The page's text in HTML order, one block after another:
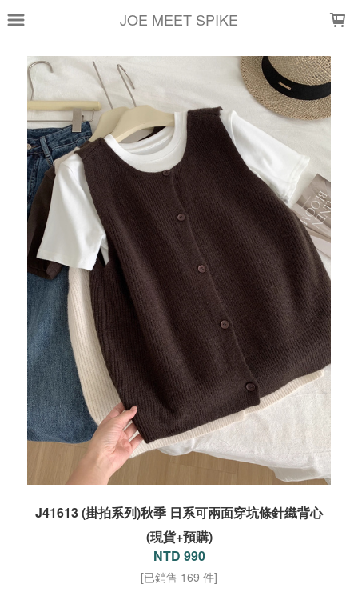
JOE MEET SPIKE
J41613 (掛拍系列)秋季 日系可兩面穿坑條針織背心
(現貨+預購)
NTD 990
[已銷售 169 件]